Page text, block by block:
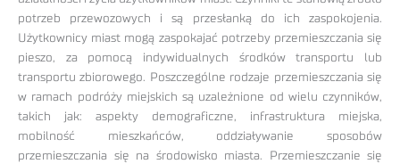
potrzeb przewozowych i są przesłanką do ich zaspokojenia.
Użytkownicy miast mogą zaspokajać potrzeby przemieszczania się
pieszo, za pomocą indywidualnych środków transportu lub
transportu zbiorowego. Poszczególne rodzaje przemieszczania się
w ramach podróży miejskich są uzależnione od wielu czynników,
takich jak: aspekty demograficzne, infrastruktura miejska,
mobilność mieszkańców, oddziaływanie sposobów
przemieszczania się na środowisko miasta. Przemieszczanie się